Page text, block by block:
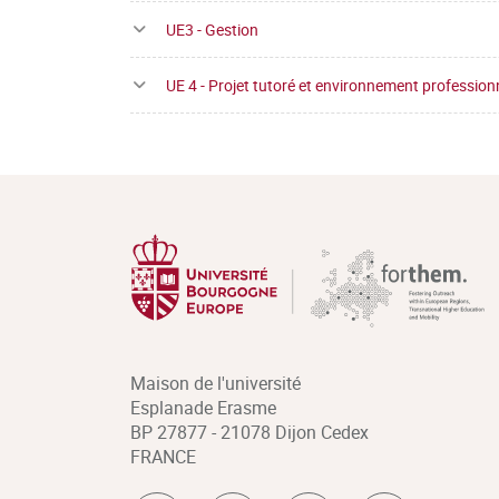
UE3 - Gestion
UE 4 - Projet tutoré et environnement
Maison de l'université
Esplanade Erasme
BP 27877 - 21078 Dijon Cedex
FRANCE